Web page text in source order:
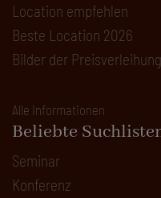
Location empfehlen
Beste Location 2026
Bilder der Preisverleihung
Alle Informationen
Beliebte
Seminar
Konferenz